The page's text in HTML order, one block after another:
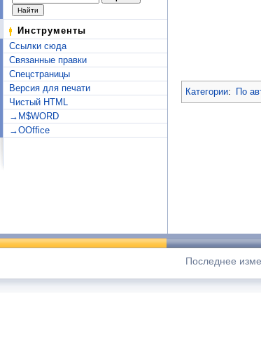
Инструменты
Ссылки сюда
Связанные правки
Спецстраницы
Версия для печати
Чистый HTML
→M$WORD
→OOffice
Категории: По
Последнее